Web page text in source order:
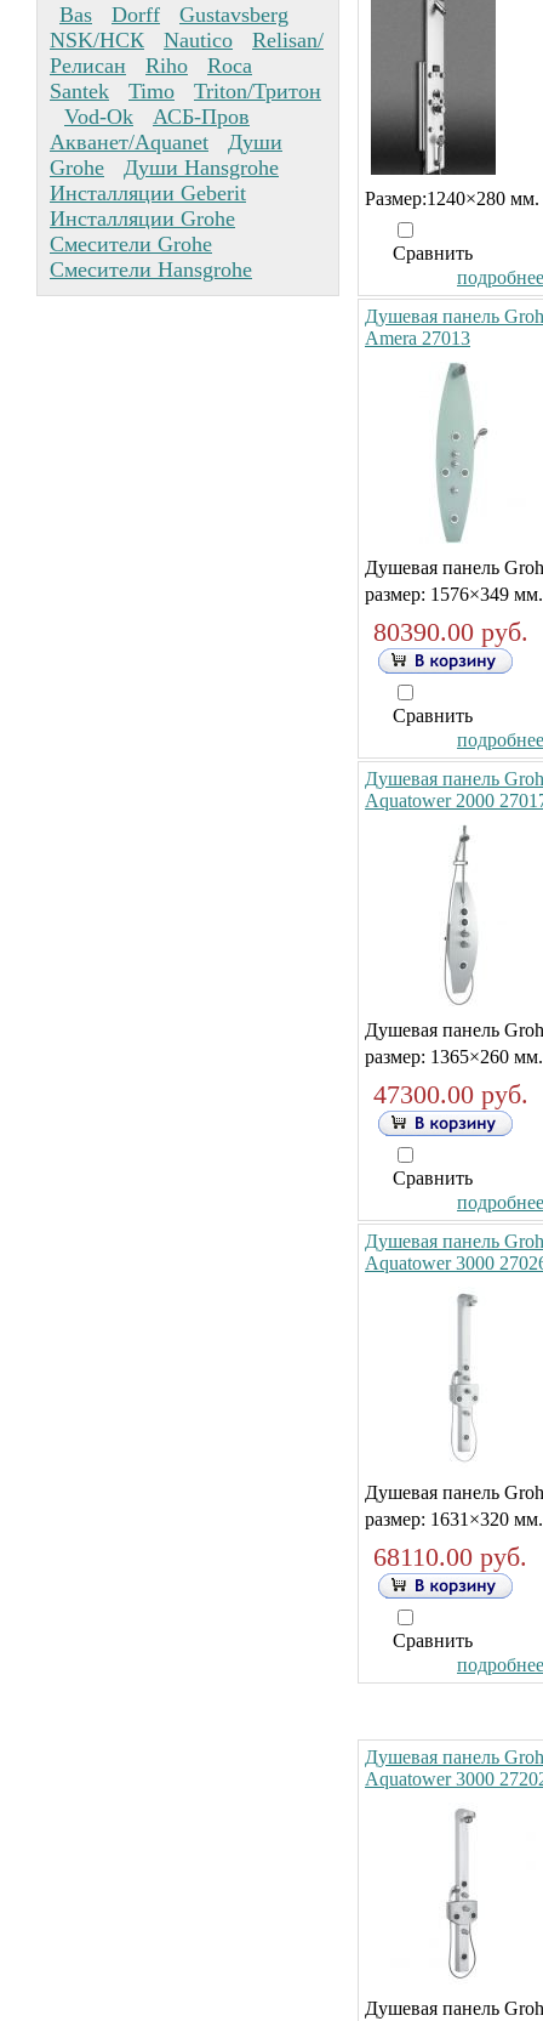
Bas Dorff
Gustavsberg
NSK/НСК
Nautico
Relisan/
Релисан
Riho
Roca
Santek
Timo
Triton/Тритон
Vod-Ok
АСБ-Пров
Акванет/Aquanet
Души
Grohe
Души Hansgrohe
Инсталляции Geberit
Инсталляции Grohe
Смесители Grohe
Смесители Hansgrohe
Размер:1240×280 мм.
Сравнить
Душевая панель
Amera 27013
Душевая панель
размер: 1576×349 мм.
80390.00 руб.
Сравнить
Душевая панель
Aquatower 2000
Душевая панель
размер: 1365×260 мм.
47300.00 руб.
Сравнить
Душевая панель
Aquatower 3000
Душевая панель
размер: 1631×320 мм.
68110.00 руб.
Сравнить
Душевая панель
Aquatower 3000
Душевая панель